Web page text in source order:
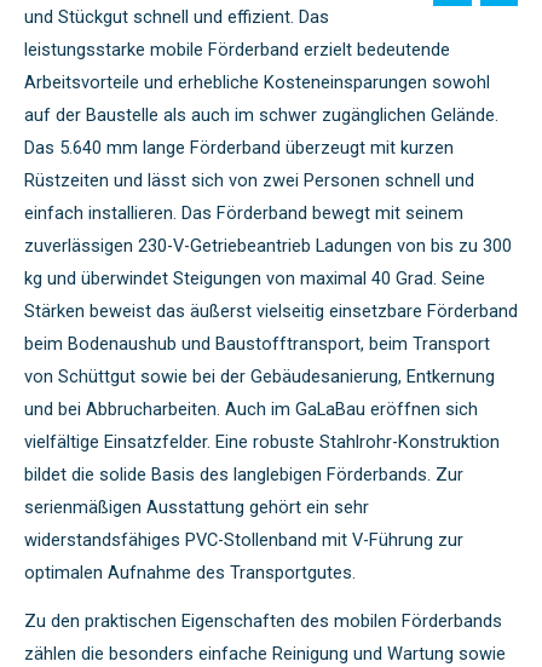
und Stückgut schnell und effizient. Das
leistungsstarke mobile Förderband erzielt bedeutende
Arbeitsvorteile und erhebliche Kosteneinsparungen sowohl
auf der Baustelle als auch im schwer zugänglichen Gelände.
Das 5.640 mm lange Förderband überzeugt mit kurzen
Rüstzeiten und lässt sich von zwei Personen schnell und
einfach installieren. Das Förderband bewegt mit seinem
zuverlässigen 230-V-Getriebeantrieb Ladungen von bis zu 300
kg und überwindet Steigungen von maximal 40 Grad. Seine
Stärken beweist das äußerst vielseitig einsetzbare Förderband
beim Bodenaushub und Baustofftransport, beim Transport
von Schüttgut sowie bei der Gebäudesanierung, Entkernung
und bei Abbrucharbeiten. Auch im GaLaBau eröffnen sich
vielfältige Einsatzfelder. Eine robuste Stahlrohr-Konstruktion
bildet die solide Basis des langlebigen Förderbands. Zur
serienmäßigen Ausstattung gehört ein sehr
widerstandsfähiges PVC-Stollenband mit V-Führung zur
optimalen Aufnahme des Transportgutes.
Zu den praktischen Eigenschaften des mobilen Förderbands
zählen die besonders einfache Reinigung und Wartung sowie